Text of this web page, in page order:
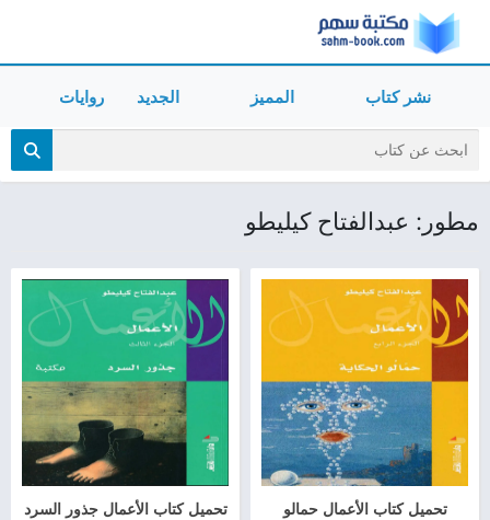
نشر كتاب المميز الجديد روايات
مطور: عبدالفتاح كيليطو
تحميل كتاب الأعمال حمالو
تحميل كتاب الأعمال جذور السرد